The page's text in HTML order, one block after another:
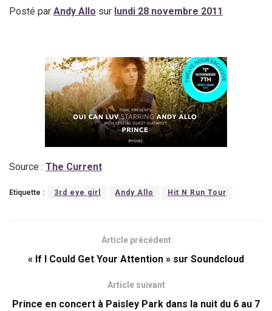
Posté par Andy Allo sur lundi 28 novembre 2011
Source : The Current
Etiquette : 3rd eye girl Andy Allo Hit N Run Tour
Article précédent
« If I Could Get Your Attention » sur Soundcloud
Article suivant
Prince en concert à Paisley Park dans la nuit du 6 au 7